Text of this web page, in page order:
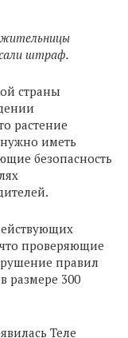
штраф.
страны
растение
иметь
безопасность
проверяющие
правил
размере 300
Теле